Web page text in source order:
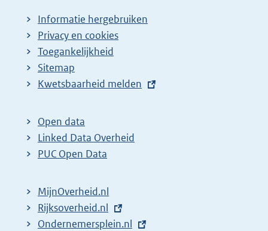
Informatie hergebruiken
Privacy en cookies
Toegankelijkheid
Sitemap
E
t
e
r
l
i
Kwetsbaarheid melden
Open data
Linked Data Overheid
PUC Open Data
MijnOverheid.nl
E
x
Rijksoverheid.nl
E
Ondernemersplein.nl